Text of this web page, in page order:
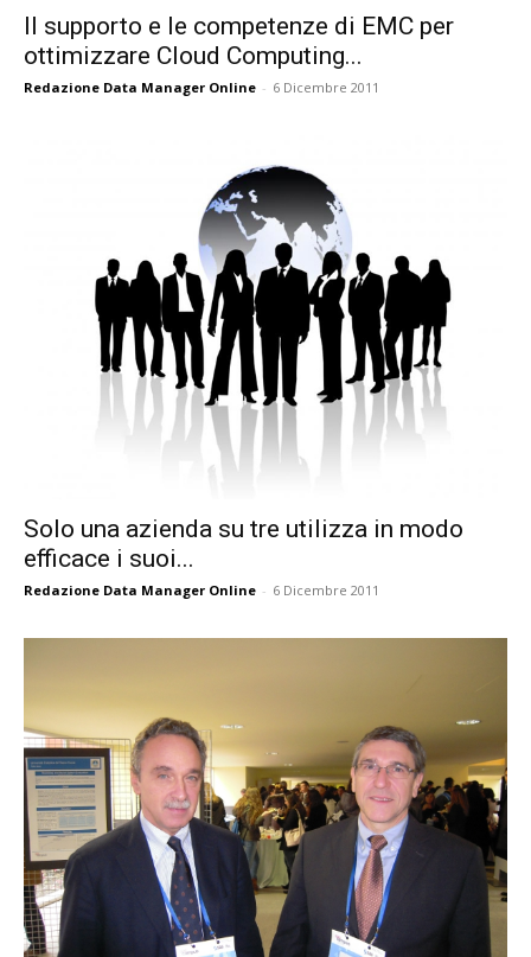
Il supporto e le competenze di EMC per
ottimizzare Cloud Computing...
Redazione Data Manager Online - 6 Dicembre 2011
Solo una azienda su tre utilizza in modo
efficace i suoi...
Redazione Data Manager Online - 6 Dicembre 2011